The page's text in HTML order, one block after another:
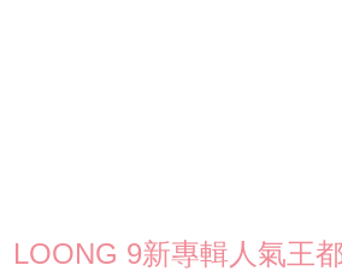
LOONG 9新專輯人氣王